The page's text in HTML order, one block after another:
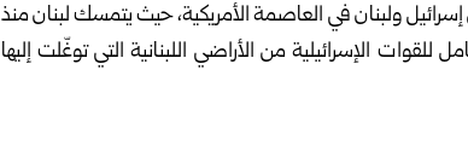
ولبنان في العاصمة الأمريكية، حيث يتمسك لبنان منذ
الإسرائيلية من الأراضي اللبنانية التي توغّلت إليها